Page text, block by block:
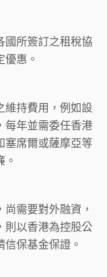
國所簽訂之租稅協
惠。
維持費用，例如設
每年並需委任香港
塞席爾或薩摩亞等
需要對外融資，
則以香港為控股公
保基金保證。